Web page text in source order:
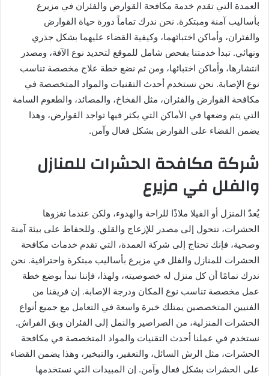
العمدة التي تقدم خدمة مكافحة القوارض والفئران في مزيرع
بأساليب آمنة ومبتكرة. نحن ندرك تماماً دورة حياة القوارض
والفئران، وأماكن اختبائهما، وكيفية القضاء عليهما بشكل جذري
ونهائي. تبدأ خدمتنا بفحص شامل للموقع لتحديد نوع الآفة، ومصدر
انتشارها، وأماكن اختبائها، ومن ثم نضع خطة علاج مخصصة تناسب
نوع الإصابة. نحن نستخدم أحدث التقنيات والمواد المتخصصة في
مكافحة القوارض والفئران، مثل الفخاخ، والمصائد، والطعوم السامة
التي يتم وضعها في الأماكن التي يكثر فيها تواجد القوارض، وهذا
يضمن القضاء على القوارض بشكل فعال وآمن.
شركة مكافحة الحشرات للمنازل
والفلل في مزيرع
يُعدّ المنزل أو الفيلا ملاذًا للراحة والهدوء، ولكن عندما تغزوها
الحشرات، تتحول إلى مصدر للإزعاج والقلق. وللحفاظ على بيئة آمنة
وصحية، فإنك تحتاج إلى شركة العمدة، التي تقدم خدمات مكافحة
الحشرات للمنازل والفلل في مزيرع بأساليب مبتكرة واحترافية. نحن
ندرك تمامًا أن كل منزل له خصوصيته، ولهذا، فإننا نبدأ بوضع خطة
عمل مخصصة تناسب نوع المكان ودرجة الإصابة. إن فريقنا من
الفنيين المتخصصين يمتلك خبرة واسعة في التعامل مع جميع أنواع
الحشرات المنزلية، من الصراصير والنمل إلى الفئران وبق الفراش.
نستخدم في عملنا أحدث التقنيات والمواد المتخصصة في مكافحة
الحشرات، مثل الرش السائل، والتعفير، والتبخير، وهذا يضمن القضاء
على الحشرات بشكل فعال وآمن. إن المبيدات التي نستخدمها